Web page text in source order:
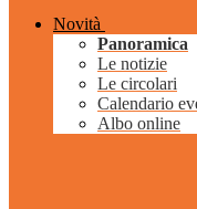
Novità
Panoramica
Le notizie
Le circolari
Calendario
Albo online